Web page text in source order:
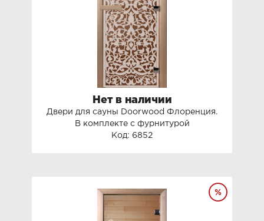
Нет в наличии
Двери для сауны Doorwood Флоренция.
В комплекте с фурнитурой
Код: 6852